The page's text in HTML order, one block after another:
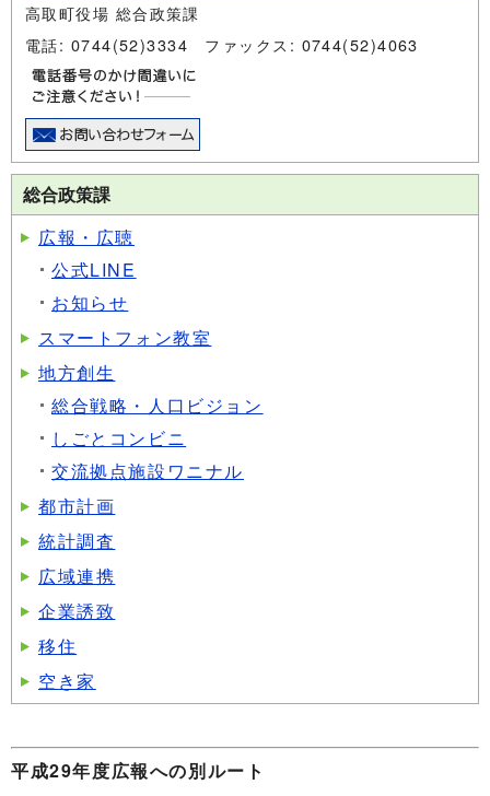
高取町役場 総合政策課
電話: 0744(52)3334 ファックス: 0744(52)4063
総合政策課
広報・広聴
公式LINE
お知らせ
スマートフォン教室
地方創生
総合戦略・人口ビジョン
しごとコンビニ
交流拠点施設ワニナル
都市計画
統計調査
広域連携
企業誘致
移住
空き家
平成29年度広報への別ルート